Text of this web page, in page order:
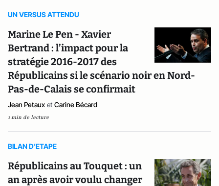
UN VERSUS ATTENDU
Marine Le Pen - Xavier
Bertrand : l’impact pour la
stratégie 2016-2017 des
Républicains si le scénario noir en Nord-
Pas-de-Calais se confirmait
Jean Petaux et Carine Bécard
1 min de lecture
BILAN D'ETAPE
Républicains au Touquet : un
an après avoir voulu changer